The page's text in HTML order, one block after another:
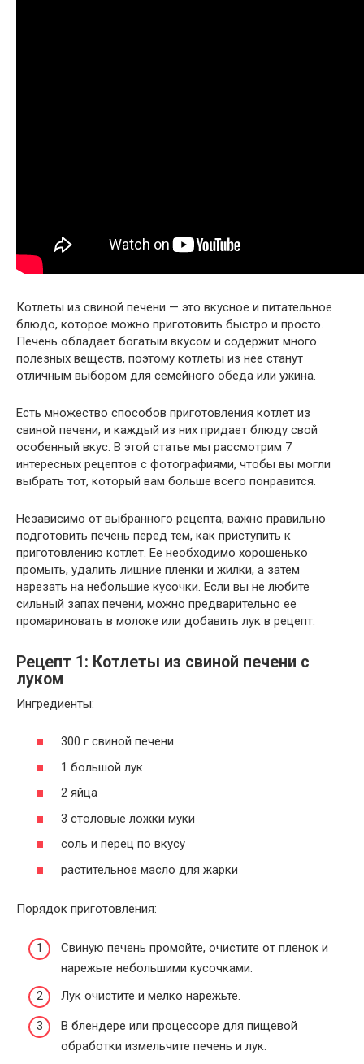
Котлеты из свиной печени — это вкусное и питательное
блюдо, которое можно приготовить быстро и просто.
Печень обладает богатым вкусом и содержит много
полезных веществ, поэтому котлеты из нее станут
отличным выбором для семейного обеда или ужина.
Есть множество способов приготовления котлет из
свиной печени, и каждый из них придает блюду свой
особенный вкус. В этой статье мы рассмотрим 7
интересных рецептов с фотографиями, чтобы вы могли
выбрать тот, который вам больше всего понравится.
Независимо от выбранного рецепта, важно правильно
подготовить печень перед тем, как приступить к
приготовлению котлет. Ее необходимо хорошенько
промыть, удалить лишние пленки и жилки, а затем
нарезать на небольшие кусочки. Если вы не любите
сильный запах печени, можно предварительно ее
промариновать в молоке или добавить лук в рецепт.
Рецепт 1: Котлеты из свиной печени с
луком
Ингредиенты:
300 г свиной печени
1 большой лук
2 яйца
3 столовые ложки муки
соль и перец по вкусу
растительное масло для жарки
Порядок приготовления:
Свиную печень промойте, очистите от пленок и
нарежьте небольшими кусочками.
Лук очистите и мелко нарежьте.
В блендере или процессоре для пищевой
обработки измельчите печень и лук.